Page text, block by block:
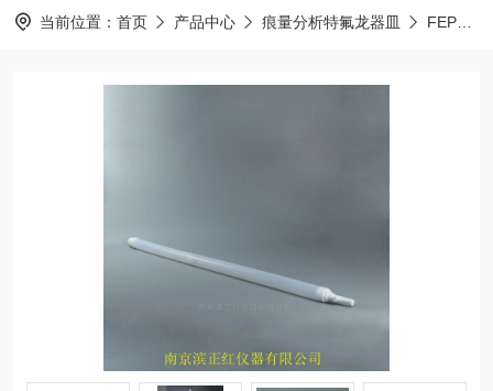
当前位置： 首页 产品中心 痕量分析特氟龙器皿 FEP器皿